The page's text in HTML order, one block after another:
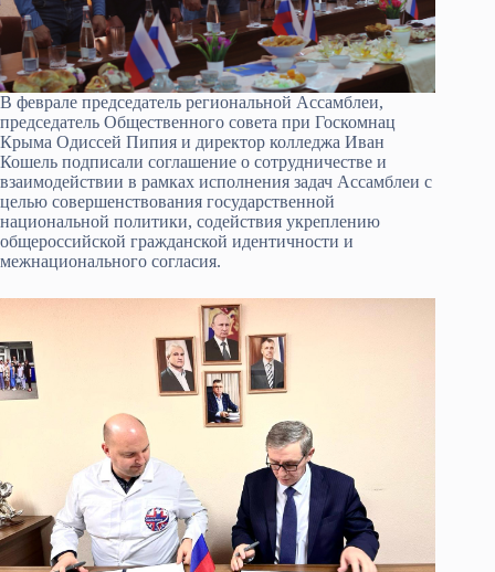
В феврале председатель региональной Ассамблеи,
председатель Общественного совета при Госкомнац
Крыма Одиссей Пипия и директор колледжа Иван
Кошель подписали соглашение о сотрудничестве и
взаимодействии в рамках исполнения задач Ассамблеи с
целью совершенствования государственной
национальной политики, содействия укреплению
общероссийской гражданской идентичности и
межнационального согласия.